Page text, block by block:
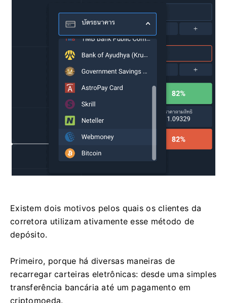
Existem dois motivos pelos quais os clientes da
corretora utilizam ativamente esse método de
depósito.
Primeiro, porque há diversas maneiras de
recarregar carteiras eletrônicas: desde uma simples
transferência bancária até um pagamento em
criptomoeda.